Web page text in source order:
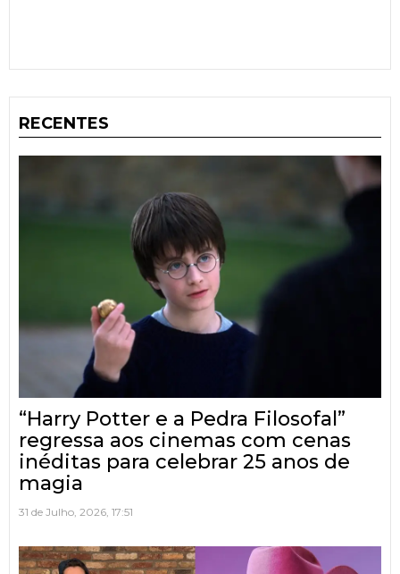
RECENTES
“Harry Potter e a Pedra Filosofal”
regressa aos cinemas com cenas
inéditas para celebrar 25 anos de
magia
31 de Julho, 2026, 17:51